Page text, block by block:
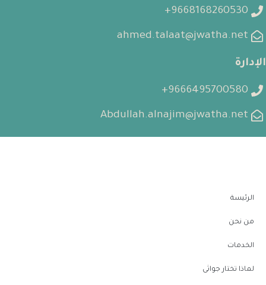
9668168260530+
ahmed.talaat@jwatha.net
الإدارة
9666495700580+
Abdullah.alnajim@jwatha.net
الرئيسة
من نحن
الخدمات
لماذا تختار جواثى